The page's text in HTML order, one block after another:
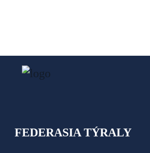
FEDERASIA TÝRALY